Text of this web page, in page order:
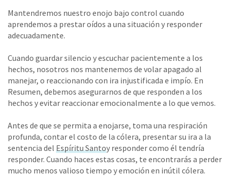
Mantendremos nuestro enojo bajo control cuando
aprendemos a prestar oídos a una situación y responder
adecuadamente.
Cuando guardar silencio y escuchar pacientemente a los
hechos, nosotros nos mantenemos de volar apagado al
manejar, o reaccionando con ira injustificada e impío. En
Resumen, debemos asegurarnos de que responden a los
hechos y evitar reaccionar emocionalmente a lo que vemos.
Antes de que se permita a enojarse, toma una respiración
profunda, contar el costo de la cólera, presentar su ira a la
sentencia del Espíritu Santoy responder como él tendría
responder. Cuando haces estas cosas, te encontrarás a perder
mucho menos valioso tiempo y emoción en inútil cólera.